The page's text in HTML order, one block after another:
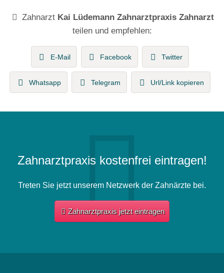
Zahnarzt Kai Lüdemann Zahnarztpraxis Zahnarzt
teilen und empfehlen:
E-Mail Facebook Twitter
Whatsapp Telegram Url/Link kopieren
Zahnarztpraxis kostenfrei eintragen!
Treten Sie jetzt unserem Netzwerk der Zahnärzte bei.
Zahnarztpraxis jetzt eintragen